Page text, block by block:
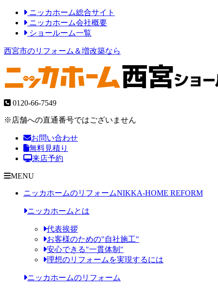
ニッカホーム総合サイト
ニッカホーム会社概要
ショールーム一覧
西宮市のリフォーム＆増改築なら
0120-66-7549
※店舗への直通番号ではございません
お問い合わせ
無料見積り
来店予約
MENU
ニッカホームのリフォームNIKKA-HOME REFORM
ニッカホームとは
代表挨拶
お客様のための"自社施工"
安心できる"一貫体制"
理想のリフォームを実現するには
ニッカホームのリフォーム